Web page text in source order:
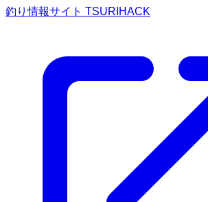
釣り情報サイト TSURIHACK